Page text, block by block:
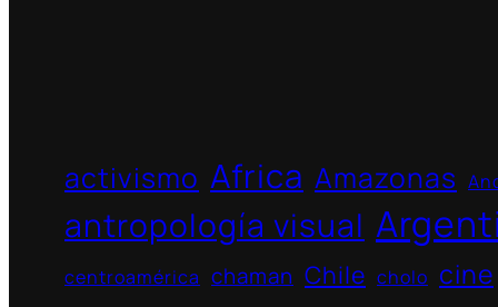
activismo Africa Amazonas
antropología visual
centroamérica chaman Chile cholo cine